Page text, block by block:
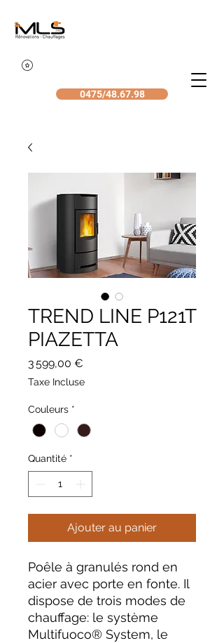
0475/48.67.98
TREND LINE P121T
PIAZETTA
3 599,00 €
Taxe Incluse
Couleurs *
Quantité *
Ajouter au panier
Poêle à granulés rond en
acier avec porte en fonte. Il
dispose de trois modes de
chauffage: le système
Multifuoco® System, le